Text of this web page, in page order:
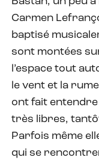
Carmen
baptisé
sont montées
l’espace tout
le vent et la
ont fait
très libres,
Parfois même
qui se